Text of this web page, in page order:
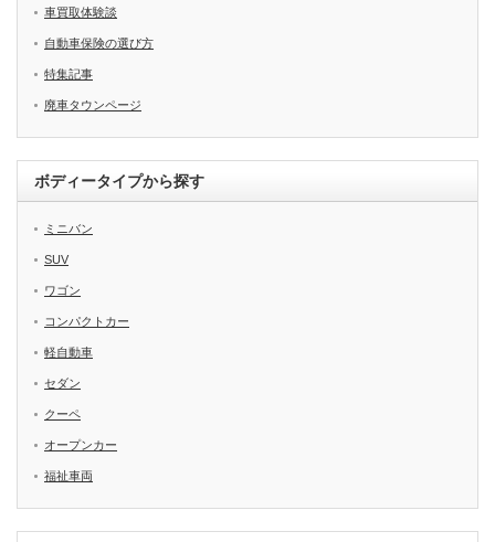
車買取体験談
自動車保険の選び方
特集記事
廃車タウンページ
ボディータイプから探す
ミニバン
SUV
ワゴン
コンパクトカー
軽自動車
セダン
クーペ
オープンカー
福祉車両